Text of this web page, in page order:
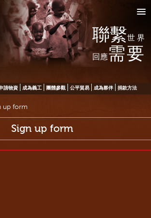
聯繫世界
回應需要
請物資 成為義工 團體參觀 公平貿易 成為夥伴 捐款方法
up form
Sign up form